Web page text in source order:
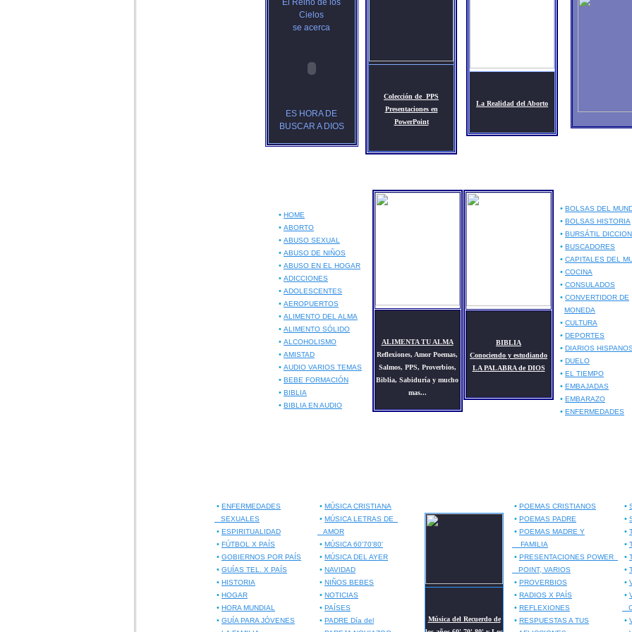
El Reino de los
Cielos
se acerca
ES HORA DE
BUSCAR A DIOS
Colección de PPS
Presentaciones en
PowerPoint
La Realidad del Aborto
• HOME
• ABORTO
• ABUSO SEXUAL
• ABUSO DE NIÑOS
• ABUSO EN EL HOGAR
• ADICCIONES
• ADOLESCENTES
• AEROPUERTOS
• ALIMENTO DEL ALMA
• ALIMENTO SÓLIDO
• ALCOHOLISMO
• AMISTAD
• AUDIO VARIOS TEMAS
• BEBE FORMACIÓN
• BIBLIA
• BIBLIA EN AUDIO
ALIMENTA TU ALMA
Reflexiones, Amor Poemas,
Salmos, PPS, Proverbios,
Biblia, Sabiduría y mucho
mas...
BIBLIA
Conociendo y estudiando
LA PALABRA de DIOS
• BOLSAS DEL
• BOLSAS HISTORIA
• BURSÁTIL
• BUSCADORES
• CAPITALES DEL
• COCINA
• CONSULADOS
• CONVERTIDOR DE
MONEDA
• CULTURA
• DEPORTES
• DIARIOS
• DUELO
• EL TIEMPO
• EMBAJADAS
• EMBARAZO
• ENFERMEDADES
• ENFERMEDADES
SEXUALES
• ESPIRITUALIDAD
• FÚTBOL X PAÍS
• GOBIERNOS POR PAÍS
• GUÍAS TEL. X PAÍS
• HISTORIA
• HOGAR
• HORA MUNDIAL
• GUÍA PARA JÓVENES
• MÚSICA CRISTIANA
• MÚSICA LETRAS DE
AMOR
• MÚSICA 60'70'80'
• MÚSICA DEL AYER
• NAVIDAD
• NIÑOS BEBES
• NOTICIAS
• PAÍSES
• PADRE Día del
Música del Recuerdo de
• POEMAS CRISTIANOS
• POEMAS PADRE
• POEMAS MADRE Y
FAMILIA
• PRESENTACIONES POWER
POINT, VARIOS
• PROVERBIOS
• RADIOS X PAÍS
• REFLEXIONES
• RESPUESTAS A TUS
•
•
•
•
•
•
•
•
•